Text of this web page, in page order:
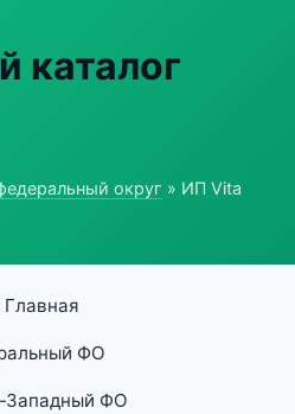
каталог
округ » ИП Vita
Главная
ФО
Западный ФО